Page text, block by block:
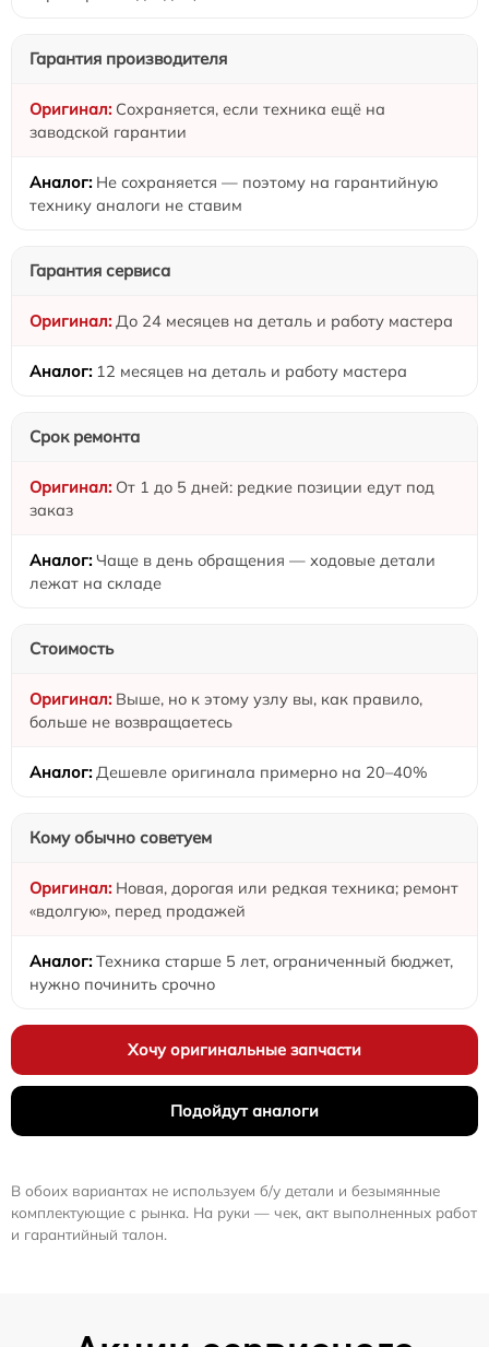
Гарантия производителя
Сохраняется, если техника ещё на
заводской гарантии
Не сохраняется — поэтому на гарантийную
технику аналоги не ставим
Гарантия сервиса
До 24 месяцев на деталь и работу мастера
12 месяцев на деталь и работу мастера
Срок ремонта
От 1 до 5 дней: редкие позиции едут под
заказ
Чаще в день обращения — ходовые детали
лежат на складе
Стоимость
Выше, но к этому узлу вы, как правило,
больше не возвращаетесь
Дешевле оригинала примерно на 20–40%
Кому обычно советуем
Новая, дорогая или редкая техника; ремонт
«вдолгую», перед продажей
Техника старше 5 лет, ограниченный бюджет,
нужно починить срочно
Хочу оригинальные запчасти
Подойдут аналоги
В обоих вариантах не используем б/у детали и безымянные
комплектующие с рынка. На руки — чек, акт выполненных работ
и гарантийный талон.